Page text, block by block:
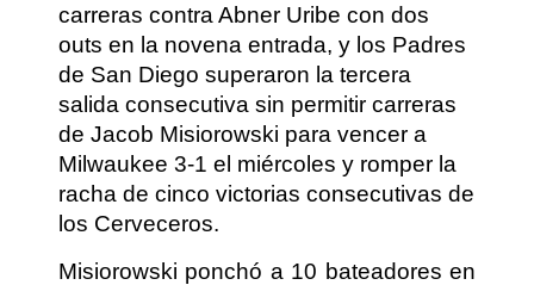
carreras contra Abner Uribe con dos
outs en la novena entrada, y los Padres
de San Diego superaron la tercera
salida consecutiva sin permitir carreras
de Jacob Misiorowski para vencer a
Milwaukee 3-1 el miércoles y romper la
racha de cinco victorias consecutivas de
los Cerveceros.
Misiorowski ponchó a 10 bateadores en